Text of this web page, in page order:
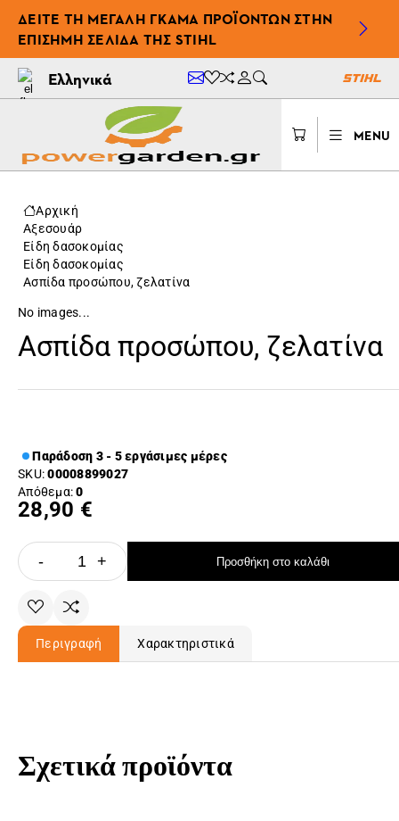
ΔΕΊΤΕ ΤΗ ΜΕΓΆΛΗ ΓΚΆΜΑ ΠΡΟΪΌΝΤΩΝ ΣΤΗΝ
ΕΠΊΣΗΜΗ ΣΕΛΊΔΑ ΤΗΣ STIHL
Ελληνικά
MENU
Αρχική
Αξεσουάρ
Είδη δασοκομίας
Είδη δασοκομίας
Ασπίδα προσώπου, ζελατίνα
No images...
Ασπίδα προσώπου, ζελατίνα
Παράδοση 3 - 5 εργάσιμες μέρες
SKU:00008899027
Απόθεμα:0
28,90 €
- + Προσθήκη στο καλάθι
Περιγραφή Χαρακτηριστικά
Σχετικά προϊόντα